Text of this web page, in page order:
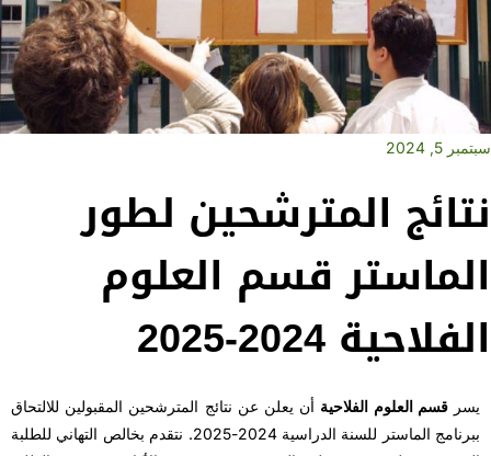
سبتمبر 5, 2024
نتائج المترشحين لطور
الماستر قسم العلوم
الفلاحية 2024-2025
يسرقسم العلوم الفلاحية أن يعلن عن نتائج المترشحين المقبولين للالتحاق
ببرنامج الماستر للسنة الدراسية 2024-2025. نتقدم بخالص التهاني للطلبة